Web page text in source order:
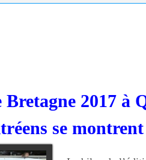
2017 à
se